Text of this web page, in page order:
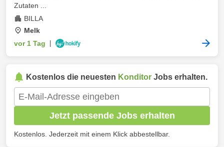
Zutaten ...
BILLA
Melk
vor 1 Tag
Kostenlos die neuesten Konditor Jobs erhalten.
Jetzt passende Jobs erhalten
Kostenlos. Jederzeit mit einem Klick abbestellbar.